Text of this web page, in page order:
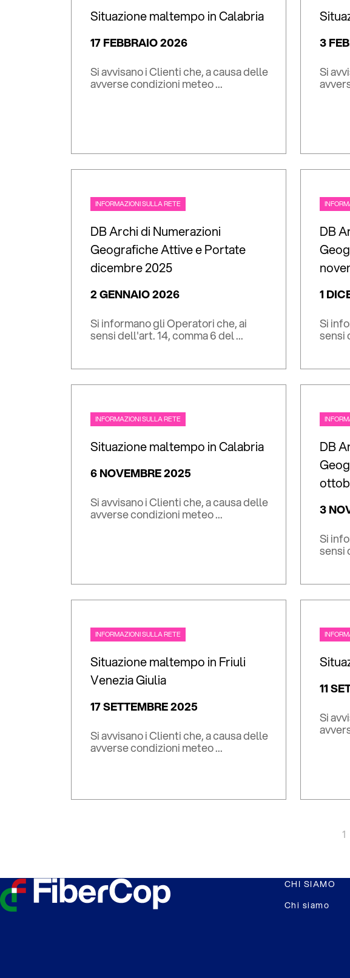
Situazione maltempo in Calabria
17 FEBBRAIO 2026
Si avvisano i Clienti che, a causa delle
avverse condizioni meteo ...
3
Si
INFORMAZIONI SULLA RETE
DB Archi di Numerazioni
Geografiche Attive e Portate
dicembre 2025
2 GENNAIO 2026
Si informano gli Operatori che, ai
sensi dell'art. 14, comma 6 del ...
DB
1
Si
sensi
INFORMAZIONI SULLA RETE
Situazione maltempo in Calabria
6 NOVEMBRE 2025
Si avvisano i Clienti che, a causa delle
avverse condizioni meteo ...
DB
3
Si
sensi
INFORMAZIONI SULLA RETE
Situazione maltempo in Friuli
Venezia Giulia
17 SETTEMBRE 2025
Si avvisano i Clienti che, a causa delle
avverse condizioni meteo ...
11
Si
1
CHI SIAMO
Chi siamo